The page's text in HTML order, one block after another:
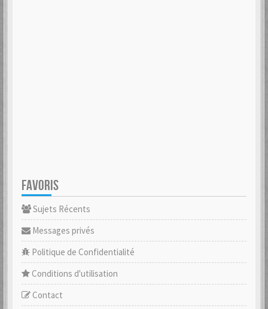
FAVORIS
Sujets Récents
Messages privés
Politique de Confidentialité
Conditions d'utilisation
Contact